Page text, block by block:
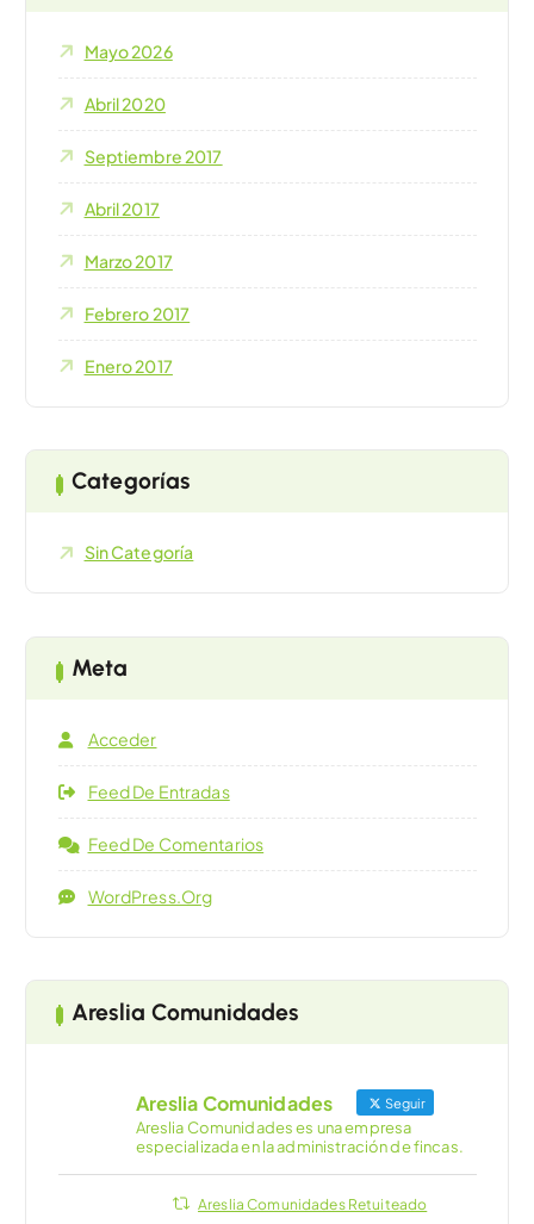
Mayo 2026
Abril 2020
Septiembre 2017
Abril 2017
Marzo 2017
Febrero 2017
Enero 2017
Categorías
Sin Categoría
Meta
Acceder
Feed De Entradas
Feed De Comentarios
WordPress.org
Areslia Comunidades
Areslia Comunidades Seguir
Areslia Comunidades es una empresa
especializada en la administración de fincas.
Areslia Comunidades Retuiteado